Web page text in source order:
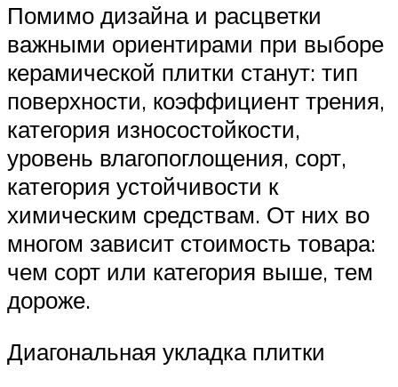
Помимо дизайна и расцветки
важными ориентирами при выборе
керамической плитки станут: тип
поверхности, коэффициент трения,
категория износостойкости,
уровень влагопоглощения, сорт,
категория устойчивости к
химическим средствам. От них во
многом зависит стоимость товара:
чем сорт или категория выше, тем
дороже.
Диагональная укладка плитки